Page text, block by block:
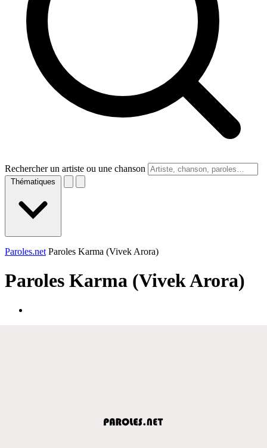
Rechercher un artiste ou une chanson
Thématiques
Paroles.net Paroles Karma (Vivek Arora)
Paroles Karma (Vivek Arora)